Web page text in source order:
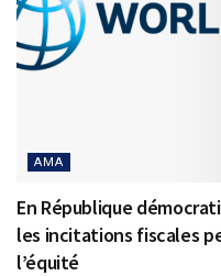
AMA
En République
les incitations fiscales
l’équité